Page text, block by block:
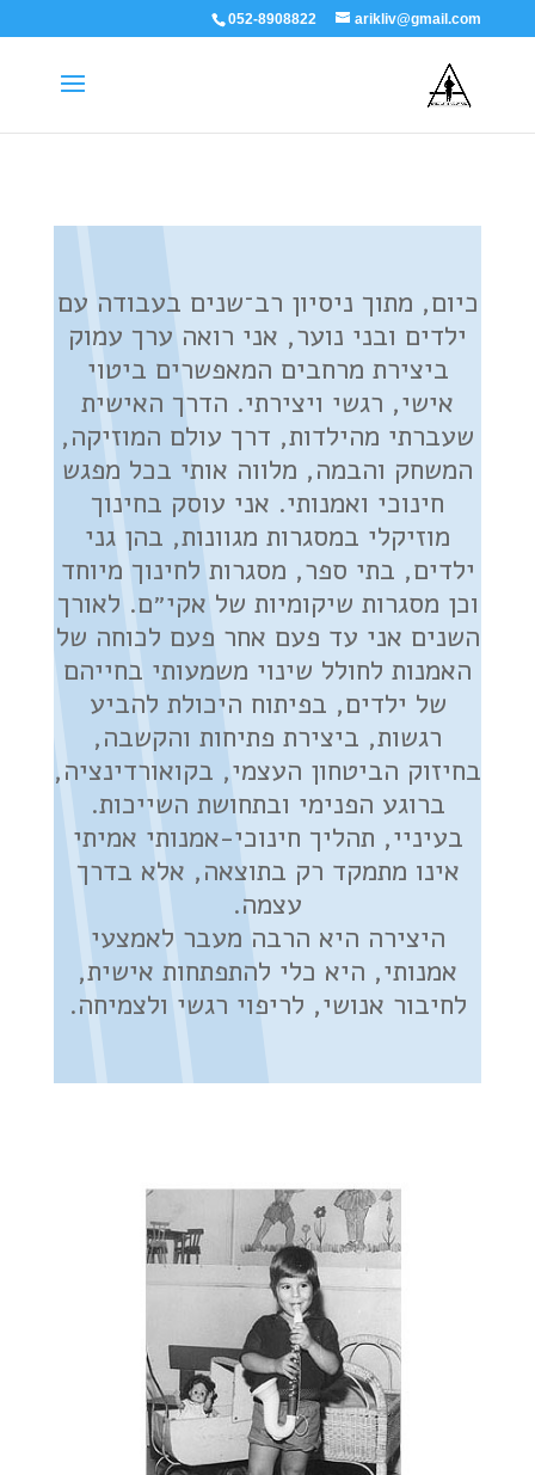
052-8908822 arikliv@gmail.com
כיום, מתוך ניסיון רב־שנים בעבודה עם
ילדים ובני נוער, אני רואה ערך עמוק
ביצירת מרחבים המאפשרים ביטוי
אישי, רגשי ויצירתי. הדרך האישית
שעברתי מהילדות, דרך עולם המוזיקה,
המשחק והבמה, מלווה אותי בכל מפגש
חינוכי ואמנותי. אני עוסק בחינוך
מוזיקלי במסגרות מגוונות, בהן גני
ילדים, בתי ספר, מסגרות לחינוך מיוחד
וכן מסגרות שיקומיות של אקי״ם. לאורך
השנים אני עד פעם אחר פעם לכוחה של
האמנות לחולל שינוי משמעותי בחייהם
של ילדים, בפיתוח היכולת להביע
רגשות, ביצירת פתיחות והקשבה,
בחיזוק הביטחון העצמי, בקואורדינציה,
ברוגע הפנימי ובתחושת השייכות.
בעיניי, תהליך חינוכי-אמנותי אמיתי
אינו מתמקד רק בתוצאה, אלא בדרך
עצמה.
היצירה היא הרבה מעבר לאמצעי
אמנותי, היא כלי להתפתחות אישית,
לחיבור אנושי, לריפוי רגשי ולצמיחה.